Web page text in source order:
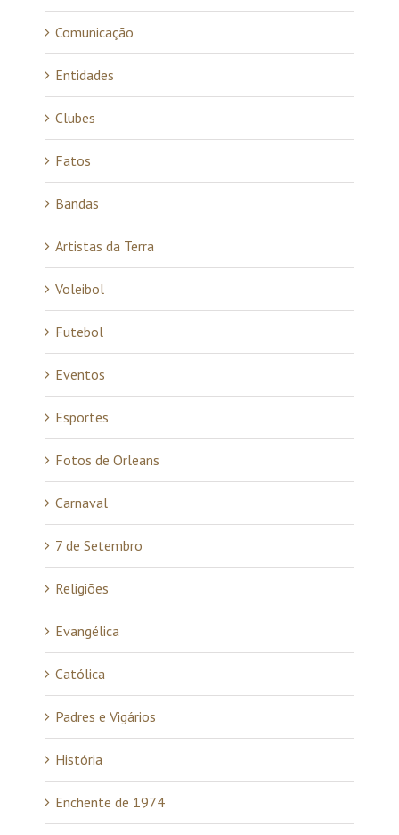
Comunicação
Entidades
Clubes
Fatos
Bandas
Artistas da Terra
Voleibol
Futebol
Eventos
Esportes
Fotos de Orleans
Carnaval
7 de Setembro
Religiões
Evangélica
Católica
Padres e Vigários
História
Enchente de 1974